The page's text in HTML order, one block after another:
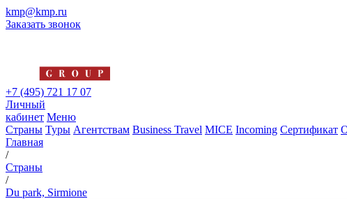
kmp@kmp.ru
Заказать звонок
+7 (495) 721 17 07
Личный
кабинет Меню
Страны Туры Агентствам Business Travel MICE Incoming Сертификат
Главная
/
Страны
/
Du park, Sirmione